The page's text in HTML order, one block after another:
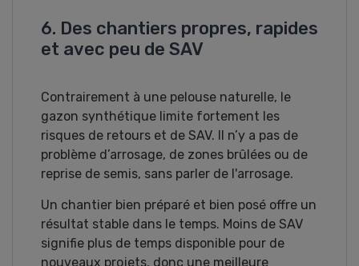
6. Des chantiers propres, rapides
et avec peu de SAV
Contrairement à une pelouse naturelle, le
gazon synthétique limite fortement les
risques de retours et de SAV. Il n’y a pas de
problème d’arrosage, de zones brûlées ou de
reprise de semis, sans parler de l'arrosage.
Un chantier bien préparé et bien posé offre un
résultat stable dans le temps. Moins de SAV
signifie plus de temps disponible pour de
nouveaux projets, donc une meilleure